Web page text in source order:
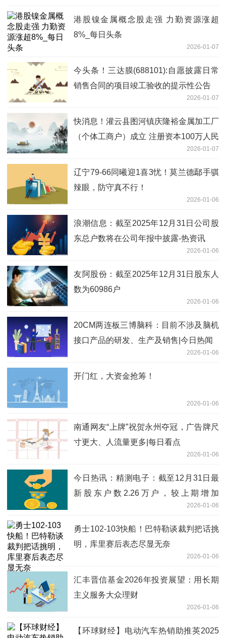
港股镍金属概念股走强 力勤资源涨超
8%_每日头条
2026-01-07
今头条！三达膜(688101):自愿披露日常
销售合同的项目竣工验收的提示性公告
2026-01-07
快消息！灌云县图河镇庆隆裕金属加工厂
（个体工商户）成立 注册资本100万人民
2026-01-07
辽宁79-66同曦迎1喜3忧！莫兰德鄢手骐
辣眼，防守真不行！
2026-01-06
浪潮信息：截至2025年12月31日公司股
东总户数将在公司年报中披露-热资讯
2026-01-06
友阿股份：截至2025年12月31日股东人
数为60986户
2026-01-06
20CM两连板三博脑科：目前不涉及脑机
接口产品的研发、生产及销售|今日热闻
2026-01-06
开门红，大资金抢筹！
2026-01-06
南通网友“上牌”祝贺永州夺冠，广告牌尺
寸更大、人流量更多|每日看点
2026-01-06
今日热讯：精测电子：截至12月31日最
新股东户数2.26万户，较上期增加
2026-01-06
勇士102-103快船！巴特勒谈裁判把话挑
明，库里赛后表态尽显无奈
2026-01-06
汇丰晋信基金2026年投资展望：用长期
主义服务大众理财
2026-01-06
【环球财经】电动汽车热销助推英2025